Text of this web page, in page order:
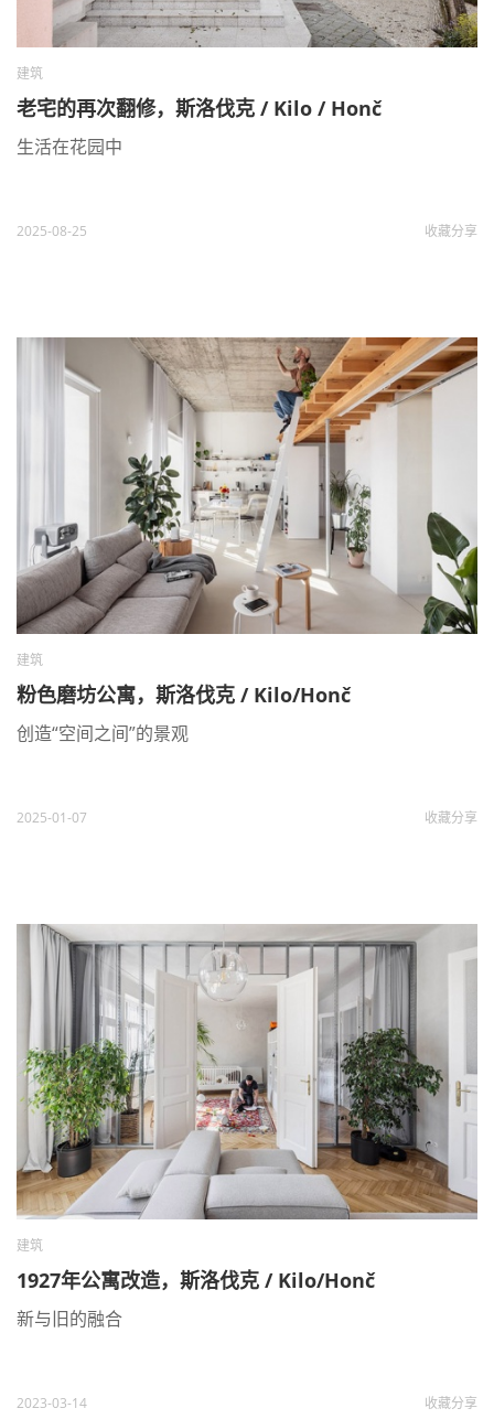
建筑
老宅的再次翻修，斯洛伐克 / Kilo / Honč
生活在花园中
2025-08-25 收藏分享
建筑
粉色磨坊公寓，斯洛伐克 / Kilo/Honč
创造“空间之间”的景观
2025-01-07 收藏分享
建筑
1927年公寓改造，斯洛伐克 / Kilo/Honč
新与旧的融合
2023-03-14 收藏分享